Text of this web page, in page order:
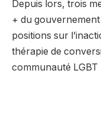
Depuis lors, trois
+ du
positions sur
thérapie de
communauté LGBT